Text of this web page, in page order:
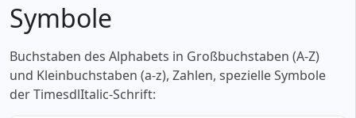
Symbole
Buchstaben des Alphabets in Großbuchstaben (A-Z)
und Kleinbuchstaben (a-z), Zahlen, spezielle Symbole
der TimesdlItalic-Schrift: